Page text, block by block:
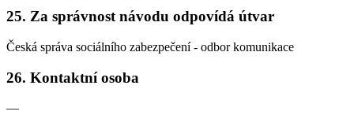
25. Za správnost návodu odpovídá útvar
Česká správa sociálního zabezpečení - odbor komunikace
26. Kontaktní osoba
—